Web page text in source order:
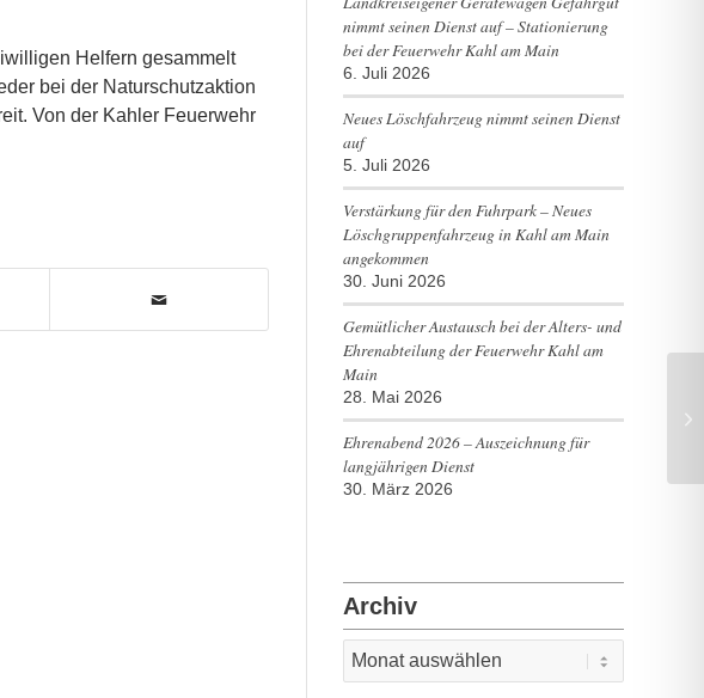
Helfern gesammelt
bei der Naturschutzaktion
Von der Kahler Feuerwehr
nimmt seinen Dienst auf – Stationierung
bei der Feuerwehr Kahl am Main
6. Juli 2026
Neues Löschfahrzeug nimmt seinen Dienst
auf
5. Juli 2026
Verstärkung für den Fuhrpark – Neues
Löschgruppenfahrzeug in Kahl am Main
angekommen
30. Juni 2026
Gemütlicher Austausch bei der Alters- und
Ehrenabteilung der Feuerwehr Kahl am
Main
28. Mai 2026
Ehrenabend 2026 – Auszeichnung für
langjährigen Dienst
30. März 2026
Archiv